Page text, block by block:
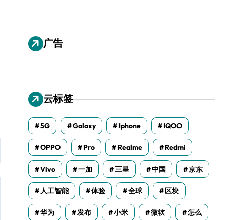
广告
云标签
5G Galaxy Iphone IQOO
OPPO Pro Realme Redmi
Vivo 一加 三星 中国 京东
人工智能 体验 全球 区块
华为 发布 小米 微软 怎么